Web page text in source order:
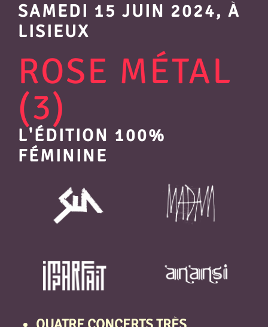
SAMEDI 15 JUIN 2024, À
LISIEUX
ROSE MÉTAL
(3)
L'ÉDITION 100%
FÉMININE